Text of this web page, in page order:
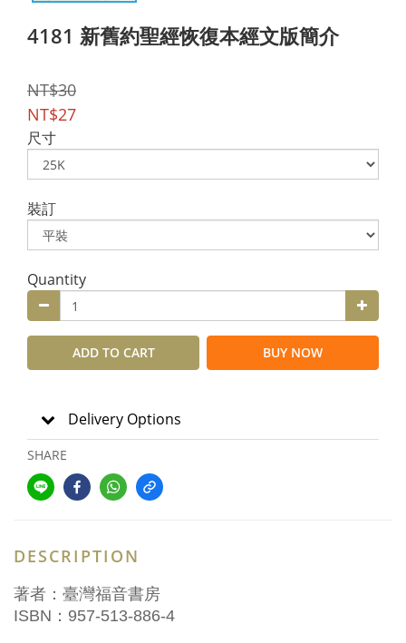
4181 新舊約聖經恢復本經文版簡介
NT$30
NT$27
尺寸
裝訂
Quantity
ADD TO CART BUY NOW
Delivery Options
SHARE
DESCRIPTION
著者：臺灣福音書房
ISBN：957-513-886-4